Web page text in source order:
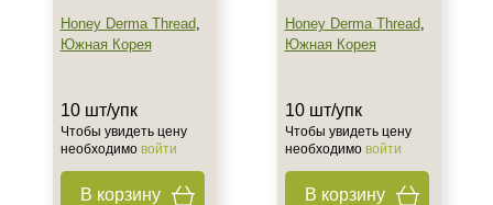
Нитевой лифтинг
Honey Derma Thread,
Южная Корея
10 шт/упк
Чтобы увидеть цену
необходимо войти
В корзину
Honey Derma Thread,
Южная Корея
10 шт/упк
Чтобы увидеть цену
необходимо войти
В корзину